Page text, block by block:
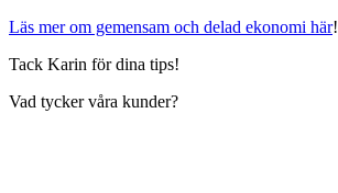
Läs mer om gemensam och delad ekonomi här!
Tack Karin för dina tips!
Vad tycker våra kunder?